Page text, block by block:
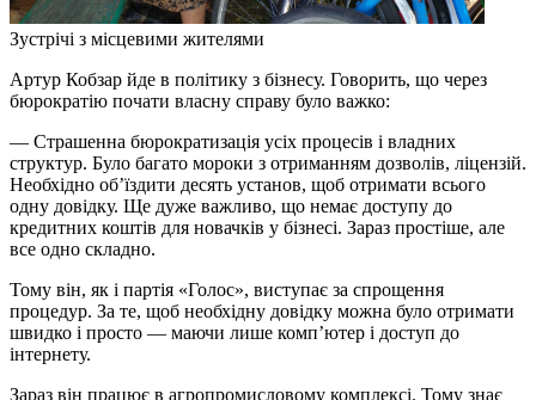
Зустрічі з місцевими жителями
Артур Кобзар йде в політику з бізнесу. Говорить, що через
бюрократію почати власну справу було важко:
— Страшенна бюрократизація усіх процесів і владних
структур. Було багато мороки з отриманням дозволів, ліцензій.
Необхідно об’їздити десять установ, щоб отримати всього
одну довідку. Ще дуже важливо, що немає доступу до
кредитних коштів для новачків у бізнесі. Зараз простіше, але
все одно складно.
Тому він, як і партія «Голос», виступає за спрощення
процедур. За те, щоб необхідну довідку можна було отримати
швидко і просто — маючи лише комп’ютер і доступ до
інтернету.
Зараз він працює в агропромисловому комплексі. Тому знає